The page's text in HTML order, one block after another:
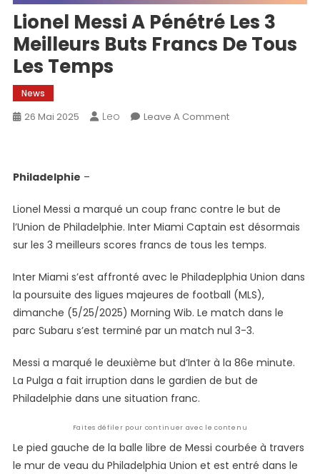
Lionel Messi A Pénétré Les 3
Meilleurs Buts Francs De Tous
Les Temps
News
26 Mai 2025 Leo Leave A CommentOn
3
Meilleurs
Buts
De
Tous
Les
Temps
Philadelphie –
Lionel Messi a marqué un coup franc contre le but de
l’Union de Philadelphie. Inter Miami Captain est désormais
sur les 3 meilleurs scores francs de tous les temps.
Inter Miami s’est affronté avec le Philadeplphia Union dans
la poursuite des ligues majeures de football (MLS),
dimanche (5/25/2025) Morning Wib. Le match dans le
parc Subaru s’est terminé par un match nul 3-3.
Messi a marqué le deuxième but d’Inter à la 86e minute.
La Pulga a fait irruption dans le gardien de but de
Philadelphie dans une situation franc.
Faites défiler pour continuer avec le contenu
Le pied gauche de la balle libre de Messi courbée à travers
le mur de veau du Philadelphia Union et est entré dans le